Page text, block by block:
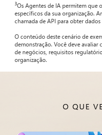
3Os Agentes de IA permitem que
específicos da sua organização.
chamada de API para obter
O conteúdo deste cenário de
demonstração. Você deve avaliar
de negócios, requisitos
organização.
O QUE